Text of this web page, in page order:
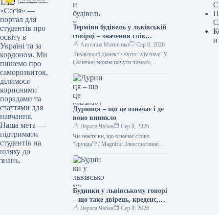
«Сесія» —
портал для
студентів про
освіту в
Україні та за
кордоном. Ми
пишемо про
саморозвиток,
ділимося
корисними
порадами та
статтями для
навчання.
Наша мета —
підтримати
студентів на
шляху до
знань.
Терміни будівель у львівській
говірці – значення слів
“двірець”, “креденс”,
“кнайпа”
Ангеліна Матвієнко
Сер 8, 2026
Львівський діалект / Фото: lviv.travel У
Галичині можна почути чимало
спантеличити навіть досвідченого
мандрівника.…
Дурниця – що це означає і де
воно виникло
Лариса Чабан
Сер 8, 2026
Чи знаєте ви, що означає слово
“єрунда”? / Magnific. Ілюстративне
виявляється цікавішою за його
сучасне…
Будинки у львівському говорі
– що таке двірець, креденс,
кнайпа
Лариса Чабан
Сер 8, 2026
и